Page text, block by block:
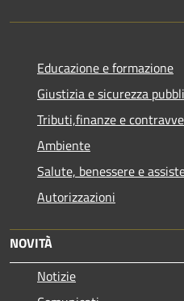
Educazione e formazione
Giustizia e sicurezza
Tributi,finanze e
Ambiente
Salute, benessere e
Autorizzazioni
NOVITÀ
Notizie